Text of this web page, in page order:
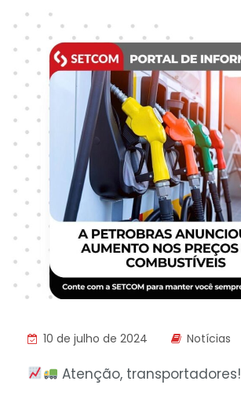
10 de julho de 2024 Notícias
Atenção, transportadores!